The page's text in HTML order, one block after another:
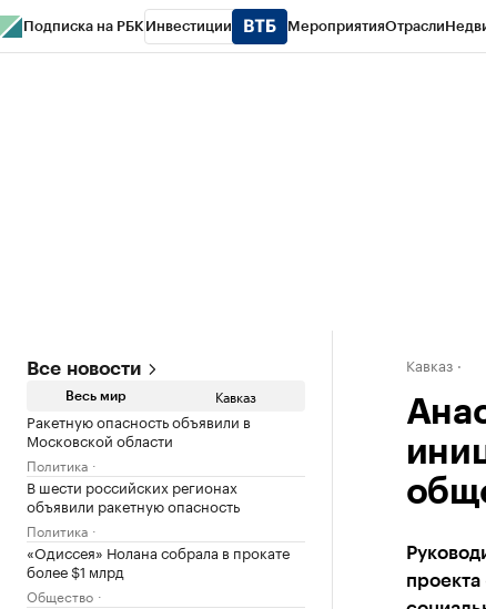
Подписка на РБК Инвестиции МероприятияОтрасли
Все новости
Весь мир Кавказ
Ракетную опасность объявили в
Московской области
Политика
В шести российских регионах
объявили ракетную опасность
Политика
«Одиссея» Нолана собрала в прокате
более $1 млрд
Общество
Кавказ